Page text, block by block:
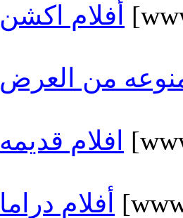
أفلام اكشن
من العرض
افلام قديمه
أفلام دراما